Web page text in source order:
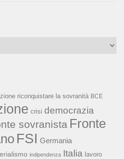
riconquistare la sovranità BCE
crisi democrazia
sovranista Fronte
FSI Germania
indipendenza Italia lavoro